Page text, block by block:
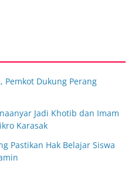
Pemkot Dukung Perang
Jadi Khotib dan Imam
Karasak
Pastikan Hak Belajar Siswa